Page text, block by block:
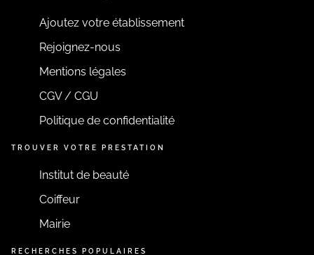
Ajoutez votre établissement
Rejoignez-nous
Mentions légales
CGV / CGU
Politique de confidentialité
TROUVER VOTRE PRESTATION
Institut de beauté
Coiffeur
Mairie
RECHERCHES POPULAIRES